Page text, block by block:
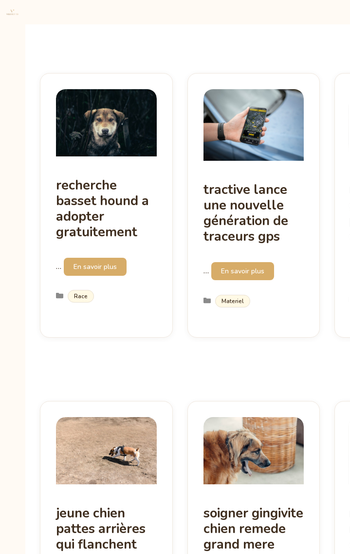
au
recherche
basset hound a
adopter
gratuitement
… En savoir plus
Catégories
Race
tractive lance
une nouvelle
génération de
traceurs gps
… En savoir plus
Catégories
Materiel
jeune chien
pattes arrières
qui flanchent
soigner gingivite
chien remede
grand mere